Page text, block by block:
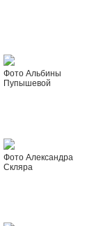
Фото Альбины
Пупышевой
Фото Александра
Скляра